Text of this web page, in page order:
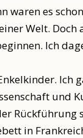
waren es
Welt.
Ich
Ich
und
in